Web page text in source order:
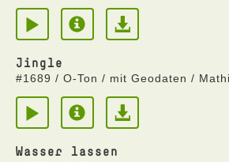
Jingle
#1689 / O-Ton / mit Geodaten /
Wasser lassen